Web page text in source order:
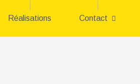
Réalisations Contact